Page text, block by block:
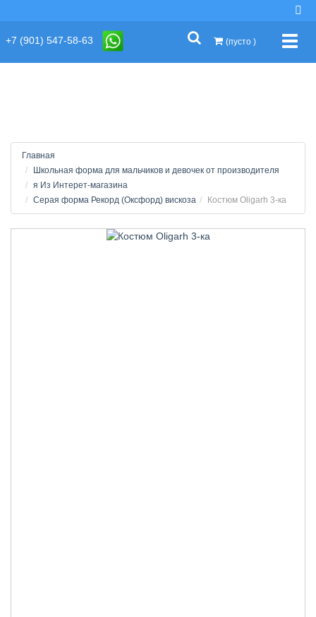
+7 (901) 547-58-63 (пусто )
Главная
Школьная форма для мальчиков и девочек от производителя
я Из Интерет-магазина
Серая форма Рекорд (Оксфорд) вискоза
Костюм Oligarh 3-ка